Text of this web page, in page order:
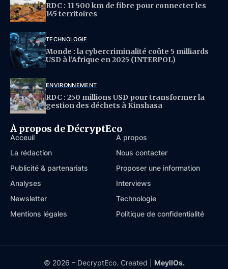
RDC : 11 500 km de fibre pour connecter les
145 territoires
TECHNOLOGIE
Monde : la cybercriminalité coûte 5 milliards
USD à l’Afrique en 2025 (INTERPOL)
ENVIRONNEMENT
RDC : 250 millions USD pour transformer la
gestion des déchets à Kinshasa
À propos de DécryptEco
Acceuil
À propos
La rédaction
Nous contacter
Publicité & partenariats
Proposer une information
Analyses
Interviews
Newsletter
Technologie
Mentions légales
Politique de confidentialité
© 2026 – DecryptEco. Created | MeyllOs.